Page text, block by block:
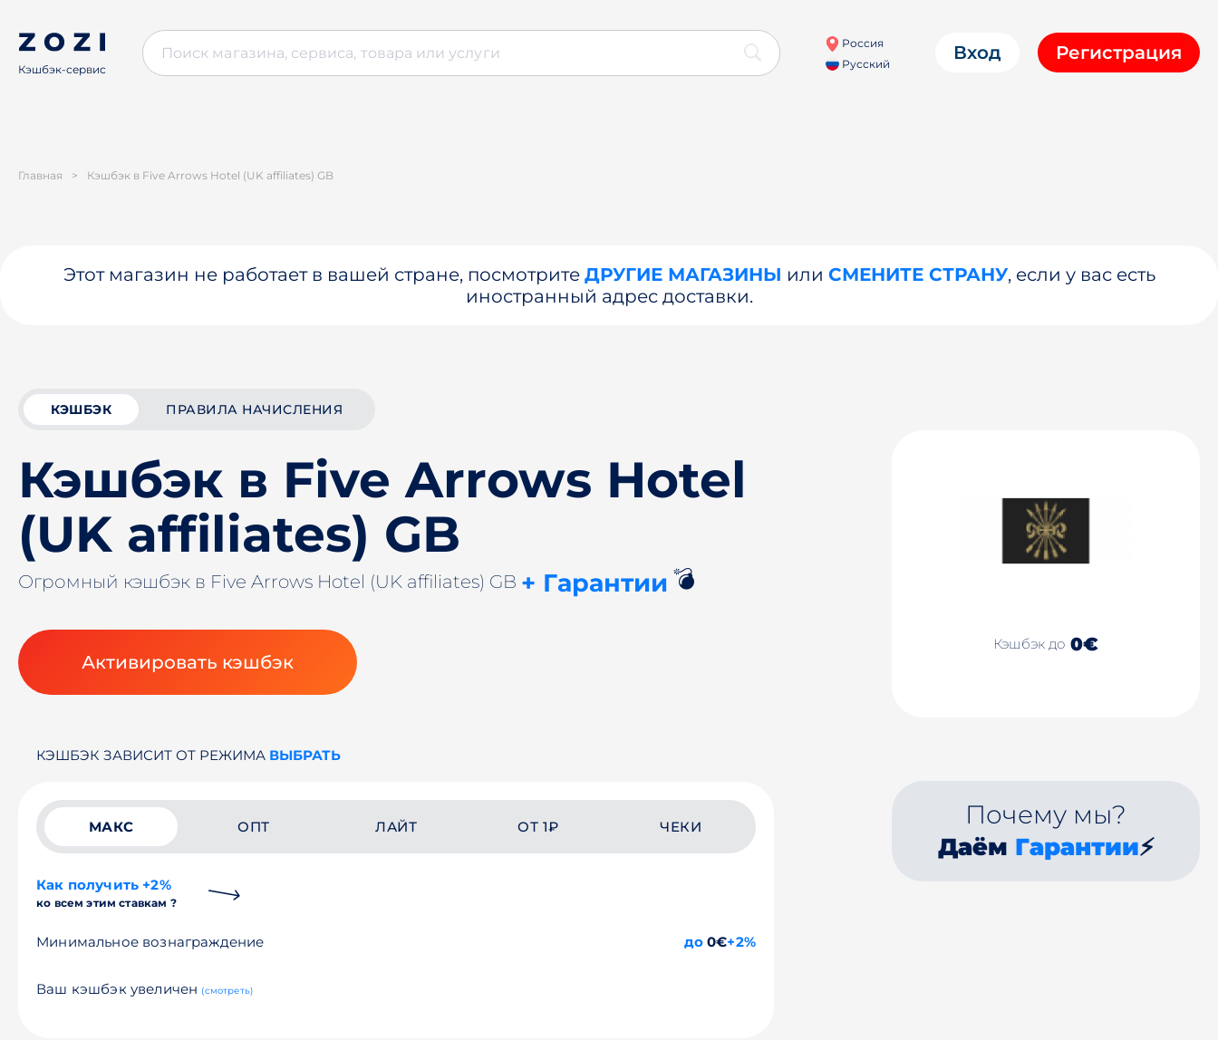
Кэшбэк-сервис
Россия
Русский
Вход Регистрация
Главная > Кэшбэк в Five Arrows Hotel (UK affiliates) GB
Этот магазин не работает в вашей стране, посмотрите ДРУГИЕ МАГАЗИНЫ или СМЕНИТЕ СТРАНУ, если у вас есть
иностранный адрес доставки.
КЭШБЭК ПРАВИЛА НАЧИСЛЕНИЯ
Кэшбэк в Five Arrows Hotel
(UK affiliates) GB
Огромный кэшбэк в Five Arrows Hotel (UK affiliates) GB + Гарантии 💣
Активировать кэшбэк
Кэшбэк до 0€
КЭШБЭК ЗАВИСИТ ОТ РЕЖИМА ВЫБРАТЬ
МАКС ОПТ ЛАЙТ ОТ 1₽ ЧЕКИ
Как получить +2%
ко всем этим ставкам ?
Минимальное вознаграждение до0€+2%
Ваш кэшбэк увеличен (смотреть)
Почему мы?
Даём Гарантии⚡